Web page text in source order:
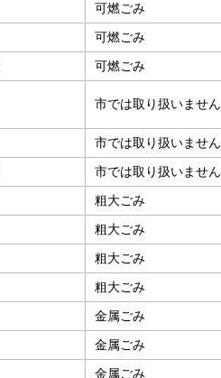
可燃ごみ
可燃ごみ
可燃ごみ
市では取り扱いません
市では取り扱いません
市では取り扱いません
粗大ごみ
粗大ごみ
粗大ごみ
粗大ごみ
金属ごみ
金属ごみ
金属ごみ